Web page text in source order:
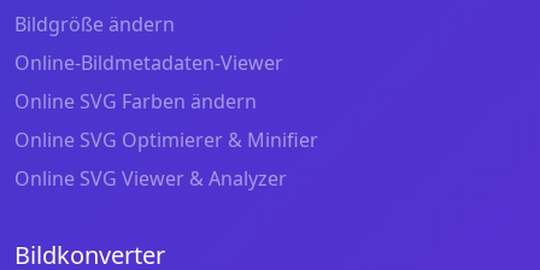
Bildgröße ändern
Online-Bildmetadaten-Viewer
Online SVG Farben ändern
Online SVG Optimierer & Minifier
Online SVG Viewer & Analyzer
Bildkonverter